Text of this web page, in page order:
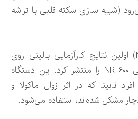
(شبیه سازی سکته قلبی با تراشه
نانورتینا (Nano Retina) اولین نتایج کارآزمایی بالینی روی
دستگاه شبکیه مصنوعی NR ۶۰۰ را منتشر کرد. این دستگاه
نابینا که در اثر زوال ماکولا و
مشکل شده‌اند، استفاده می‌شود.